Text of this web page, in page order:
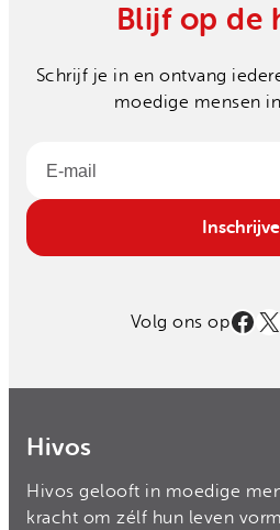
Blijf op de
Schrijf je in en ontvang
moedige mensen
Email
Volg ons op X
Hivos
Hivos gelooft in moedige
kracht om zélf hun leven